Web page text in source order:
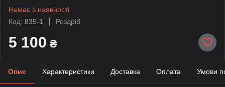
Немає в наявності
Код: 835-1
Роздріб
5 100 ₴
Опис Характеристики Доставка Оплата Умови